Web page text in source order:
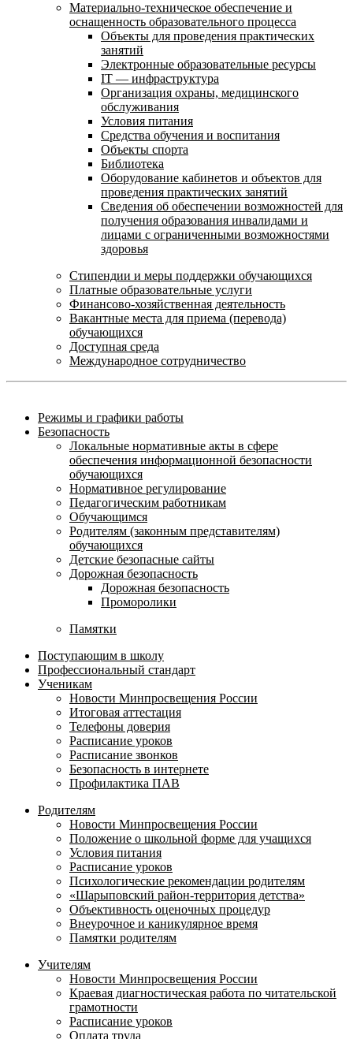
Материально-техническое обеспечение и
оснащенность образовательного процесса
Объекты для проведения практических
занятий
Электронные образовательные ресурсы
IT — инфраструктура
Организация охраны, медицинского
обслуживания
Условия питания
Средства обучения и воспитания
Объекты спорта
Библиотека
Оборудование кабинетов и объектов для
проведения практических занятий
Сведения об обеспечении возможностей для
получения образования инвалидами и
лицами с ограниченными возможностями
здоровья
Стипендии и меры поддержки обучающихся
Платные образовательные услуги
Финансово-хозяйственная деятельность
Вакантные места для приема (перевода)
обучающихся
Доступная среда
Международное сотрудничество
Режимы и графики работы
Безопасность
Локальные нормативные акты в сфере
обеспечения информационной безопасности
обучающихся
Нормативное регулирование
Педагогическим работникам
Обучающимся
Родителям (законным представителям)
обучающихся
Детские безопасные сайты
Дорожная безопасность
Дорожная безопасность
Проморолики
Памятки
Поступающим в школу
Профессиональный стандарт
Ученикам
Новости Минпросвещения России
Итоговая аттестация
Телефоны доверия
Расписание уроков
Расписание звонков
Безопасность в интернете
Профилактика ПАВ
Родителям
Новости Минпросвещения России
Положение о школьной форме для учащихся
Условия питания
Расписание уроков
Психологические рекомендации родителям
«Шарыповский район-территория детства»
Объективность оценочных процедур
Внеурочное и каникулярное время
Памятки родителям
Учителям
Новости Минпросвещения России
Краевая диагностическая работа по читательской
грамотности
Расписание уроков
Оплата труда